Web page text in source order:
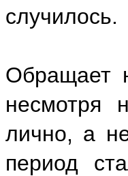
случилось.
Обращает
несмотря
лично, а
период